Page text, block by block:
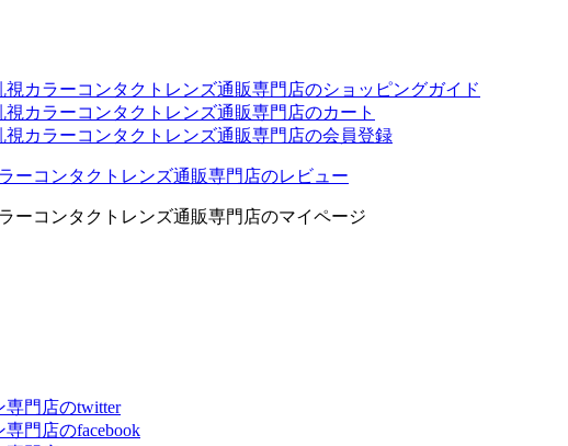
カラーコンタクトレンズ通販専門店のショッピングガイド
カラーコンタクトレンズ通販専門店のカート
カラーコンタクトレンズ通販専門店の会員登録
ーコンタクトレンズ通販専門店のレビュー
ーコンタクトレンズ通販専門店のマイページ
門店のtwitter
門店のfacebook